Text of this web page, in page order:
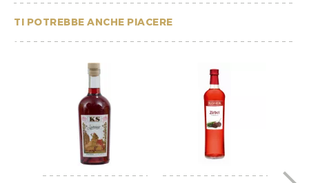
TI POTREBBE ANCHE PIACERE